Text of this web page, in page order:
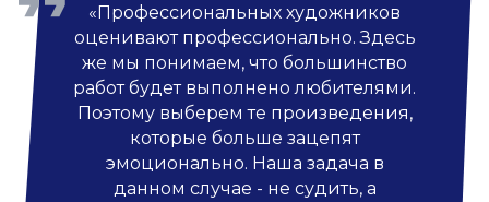
«Профессиональных художников
оценивают профессионально. Здесь
же мы понимаем, что большинство
работ будет выполнено любителями.
Поэтому выберем те произведения,
которые больше зацепят
эмоционально. Наша задача в
данном случае - не судить, а